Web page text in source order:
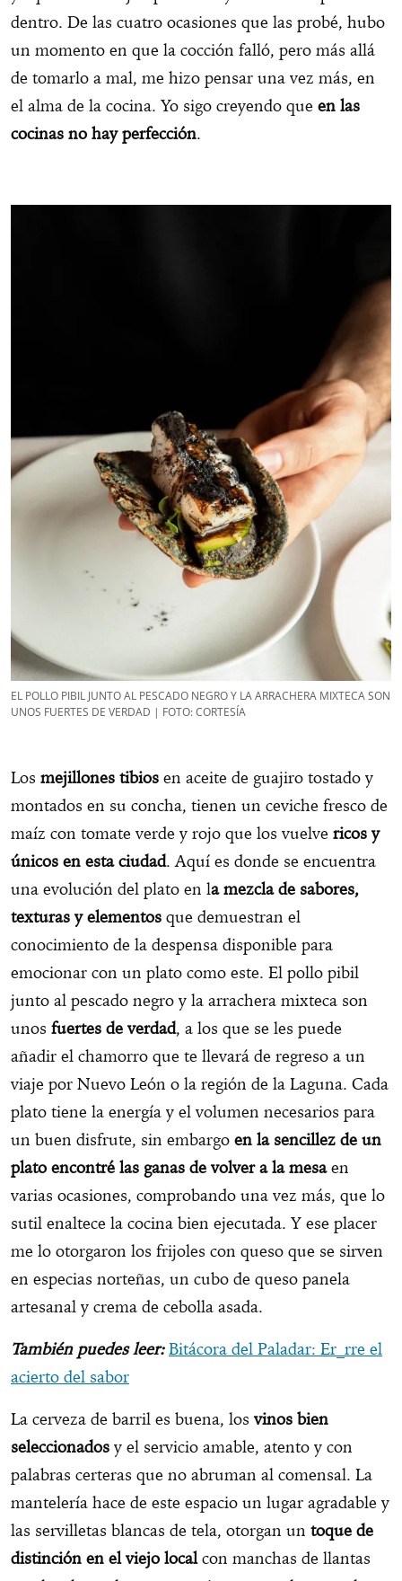
dentro. De las cuatro ocasiones que las probé, hubo
un momento en que la cocción falló, pero más allá
de tomarlo a mal, me hizo pensar una vez más, en
el alma de la cocina. Yo sigo creyendo que en las
cocinas no hay perfección.
EL POLLO PIBIL JUNTO AL PESCADO NEGRO Y LA ARRACHERA MIXTECA SON
UNOS FUERTES DE VERDAD | FOTO: CORTESÍA
Los mejillones tibios en aceite de guajiro tostado y
montados en su concha, tienen un ceviche fresco de
maíz con tomate verde y rojo que los vuelve ricos y
únicos en esta ciudad. Aquí es donde se encuentra
una evolución del plato en la mezcla de sabores,
texturas y elementos que demuestran el
conocimiento de la despensa disponible para
emocionar con un plato como este. El pollo pibil
junto al pescado negro y la arrachera mixteca son
unos fuertes de verdad, a los que se les puede
añadir el chamorro que te llevará de regreso a un
viaje por Nuevo León o la región de la Laguna. Cada
plato tiene la energía y el volumen necesarios para
un buen disfrute, sin embargo en la sencillez de un
plato encontré las ganas de volver a la mesaen
varias ocasiones, comprobando una vez más, que lo
sutil enaltece la cocina bien ejecutada. Y ese placer
me lo otorgaron los frijoles con queso que se sirven
en especias norteñas, un cubo de queso panela
artesanal y crema de cebolla asada.
También puedes leer: Bitácora del Paladar: Er_rre el
acierto del sabor
La cerveza de barril es buena, los vinos bien
seleccionados y el servicio amable, atento y con
palabras certeras que no abruman al comensal. La
mantelería hace de este espacio un lugar agradable y
las servilletas blancas de tela, otorgan un toque de
distinción en el viejo localcon manchas de llantas